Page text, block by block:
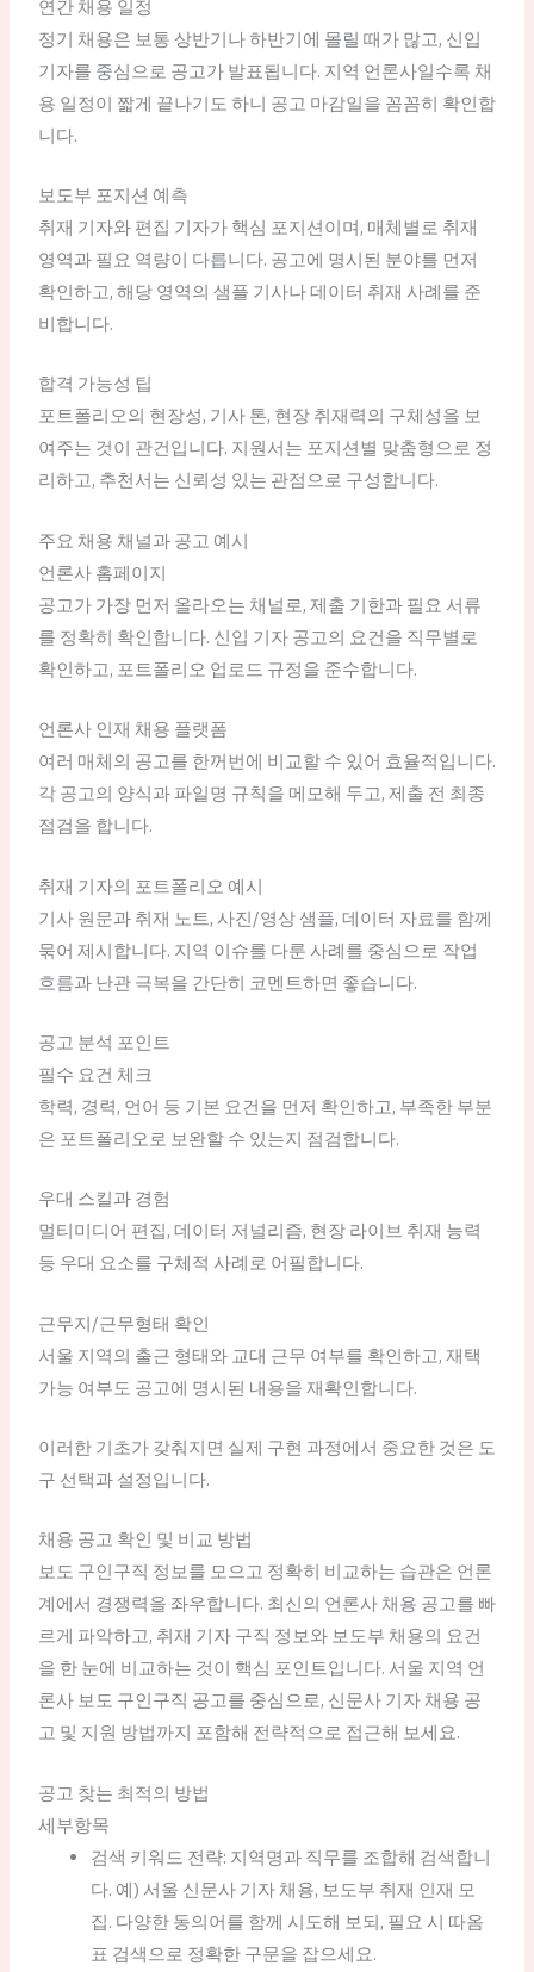
연간 채용 일정
정기 채용은 보통 상반기나 하반기에 몰릴 때가 많고, 신입
기자를 중심으로 공고가 발표됩니다. 지역 언론사일수록 채
용 일정이 짧게 끝나기도 하니 공고 마감일을 꼼꼼히 확인합
니다.
보도부 포지션 예측
취재 기자와 편집 기자가 핵심 포지션이며, 매체별로 취재
영역과 필요 역량이 다릅니다. 공고에 명시된 분야를 먼저
확인하고, 해당 영역의 샘플 기사나 데이터 취재 사례를 준
비합니다.
합격 가능성 팁
포트폴리오의 현장성, 기사 톤, 현장 취재력의 구체성을 보
여주는 것이 관건입니다. 지원서는 포지션별 맞춤형으로 정
리하고, 추천서는 신뢰성 있는 관점으로 구성합니다.
주요 채용 채널과 공고 예시
언론사 홈페이지
공고가 가장 먼저 올라오는 채널로, 제출 기한과 필요 서류
를 정확히 확인합니다. 신입 기자 공고의 요건을 직무별로
확인하고, 포트폴리오 업로드 규정을 준수합니다.
언론사 인재 채용 플랫폼
여러 매체의 공고를 한꺼번에 비교할 수 있어 효율적입니다.
각 공고의 양식과 파일명 규칙을 메모해 두고, 제출 전 최종
점검을 합니다.
취재 기자의 포트폴리오 예시
기사 원문과 취재 노트, 사진/영상 샘플, 데이터 자료를 함께
묶어 제시합니다. 지역 이슈를 다룬 사례를 중심으로 작업
흐름과 난관 극복을 간단히 코멘트하면 좋습니다.
공고 분석 포인트
필수 요건 체크
학력, 경력, 언어 등 기본 요건을 먼저 확인하고, 부족한 부분
은 포트폴리오로 보완할 수 있는지 점검합니다.
우대 스킬과 경험
멀티미디어 편집, 데이터 저널리즘, 현장 라이브 취재 능력
등 우대 요소를 구체적 사례로 어필합니다.
근무지/근무형태 확인
서울 지역의 출근 형태와 교대 근무 여부를 확인하고, 재택
가능 여부도 공고에 명시된 내용을 재확인합니다.
이러한 기초가 갖춰지면 실제 구현 과정에서 중요한 것은 도
구 선택과 설정입니다.
채용 공고 확인 및 비교 방법
보도 구인구직 정보를 모으고 정확히 비교하는 습관은 언론
계에서 경쟁력을 좌우합니다. 최신의 언론사 채용 공고를 빠
르게 파악하고, 취재 기자 구직 정보와 보도부 채용의 요건
을 한 눈에 비교하는 것이 핵심 포인트입니다. 서울 지역 언
론사 보도 구인구직 공고를 중심으로, 신문사 기자 채용 공
고 및 지원 방법까지 포함해 전략적으로 접근해 보세요.
공고 찾는 최적의 방법
세부항목
검색 키워드 전략: 지역명과 직무를 조합해 검색합니
다. 예) 서울 신문사 기자 채용, 보도부 취재 인재 모
집. 다양한 동의어를 함께 시도해 보되, 필요 시 따옴
표 검색으로 정확한 구문을 잡으세요.